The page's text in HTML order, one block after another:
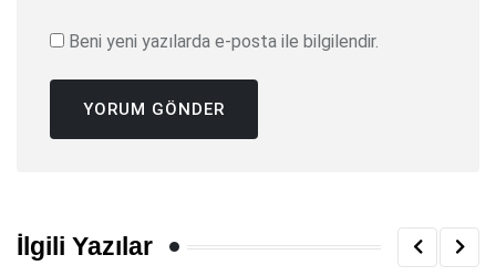
Beni yeni yazılarda e-posta ile bilgilendir.
İlgili Yazılar